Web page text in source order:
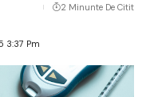
3:37 Pm
2 Minunte De Citit